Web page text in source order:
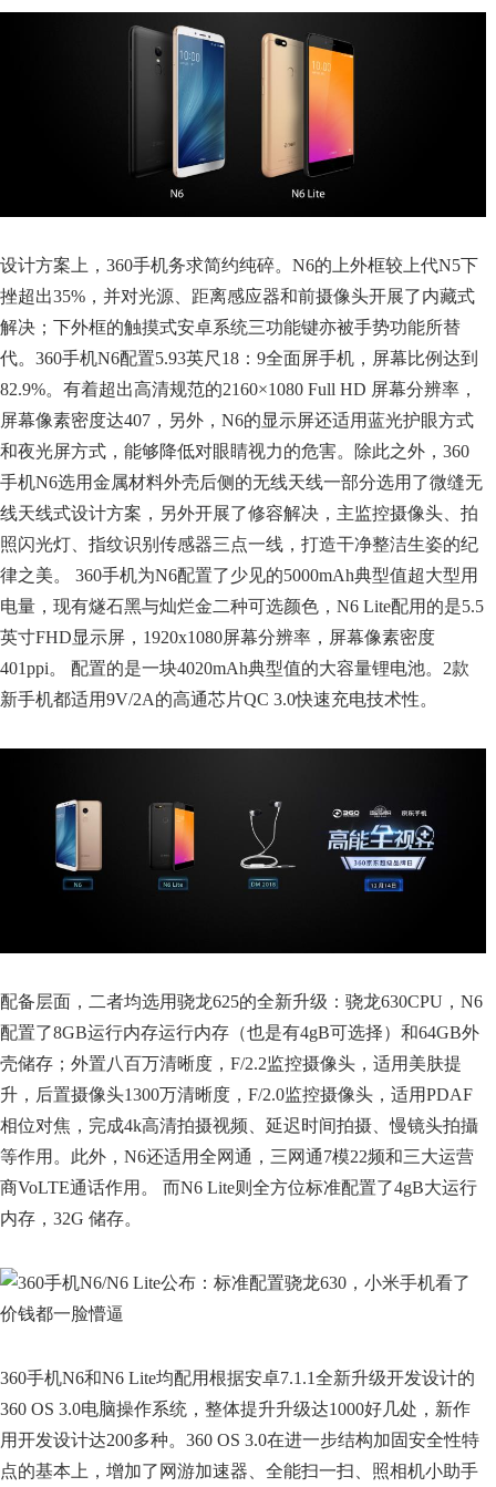
设计方案上，360手机务求简约纯碎。N6的上外框较上代N5下
挫超出35%，并对光源、距离感应器和前摄像头开展了内藏式
解决；下外框的触摸式安卓系统三功能键亦被手势功能所替
代。360手机N6配置5.93英尺18：9全面屏手机，屏幕比例达到
82.9%。有着超出高清规范的2160×1080 Full HD 屏幕分辨率，
屏幕像素密度达407，另外，N6的显示屏还适用蓝光护眼方式
和夜光屏方式，能够降低对眼睛视力的危害。除此之外，360
手机N6选用金属材料外壳后侧的无线天线一部分选用了微缝无
线天线式设计方案，另外开展了修容解决，主监控摄像头、拍
照闪光灯、指纹识别传感器三点一线，打造干净整洁生姿的纪
律之美。 360手机为N6配置了少见的5000mAh典型值超大型用
电量，现有燧石黑与灿烂金二种可选颜色，N6 Lite配用的是5.5
英寸FHD显示屏，1920x1080屏幕分辨率，屏幕像素密度
401ppi。 配置的是一块4020mAh典型值的大容量锂电池。2款
新手机都适用9V/2A的高通芯片QC 3.0快速充电技术性。
配备层面，二者均选用骁龙625的全新升级：骁龙630CPU，N6
配置了8GB运行内存运行内存（也是有4gB可选择）和64GB外
壳储存；外置八百万清晰度，F/2.2监控摄像头，适用美肤提
升，后置摄像头1300万清晰度，F/2.0监控摄像头，适用PDAF
相位对焦，完成4k高清拍摄视频、延迟时间拍摄、慢镜头拍攝
等作用。此外，N6还适用全网通，三网通7模22频和三大运营
商VoLTE通话作用。 而N6 Lite则全方位标准配置了4gB大运行
内存，32G 储存。
360手机N6和N6 Lite均配用根据安卓7.1.1全新升级开发设计的
360 OS 3.0电脑操作系统，整体提升升级达1000好几处，新作
用开发设计达200多种。360 OS 3.0在进一步结构加固安全性特
点的基本上，增加了网游加速器、全能扫一扫、照相机小助手